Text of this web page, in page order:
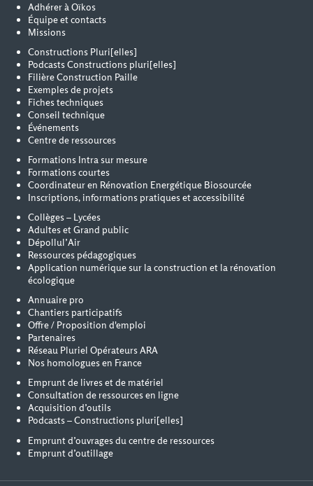
Adhérer à Oïkos
Équipe et contacts
Missions
Constructions Pluri[elles]
Podcasts Constructions pluri[elles]
Filière Construction Paille
Exemples de projets
Fiches techniques
Conseil technique
Événements
Centre de ressources
Formations Intra sur mesure
Formations courtes
Coordinateur en Rénovation Energétique Biosourcée
Inscriptions, informations pratiques et accessibilité
Collèges – Lycées
Adultes et Grand public
Dépollul’Air
Ressources pédagogiques
Application numérique sur la construction et la rénovation
écologique
Annuaire pro
Chantiers participatifs
Offre / Proposition d'emploi
Partenaires
Réseau Pluriel Opérateurs ARA
Nos homologues en France
Emprunt de livres et de matériel
Consultation de ressources en ligne
Acquisition d’outils
Podcasts – Constructions pluri[elles]
Emprunt d’ouvrages du centre de ressources
Emprunt d’outillage